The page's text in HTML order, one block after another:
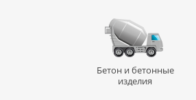
Бетон и бетонные
изделия